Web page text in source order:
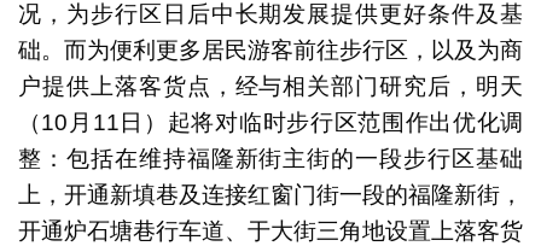
况，为步行区日后中长期发展提供更好条件及基
础。而为便利更多居民游客前往步行区，以及为商
户提供上落客货点，经与相关部门研究后，明天
（10月11日）起将对临时步行区范围作出优化调
整：包括在维持福隆新街主街的一段步行区基础
上，开通新填巷及连接红窗门街一段的福隆新街，
开通炉石塘巷行车道、于大街三角地设置上落客货